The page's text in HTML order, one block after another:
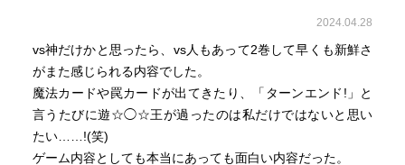
2024.04.28
vs神だけかと思ったら、vs人もあって2巻して早くも新鮮さ
がまた感じられる内容でした。
魔法カードや罠カードが出てきたり、「ターンエンド!」と
言うたびに遊☆◯☆王が過ったのは私だけではないと思い
たい……!(笑)
ゲーム内容としても本当にあっても面白い内容だった。